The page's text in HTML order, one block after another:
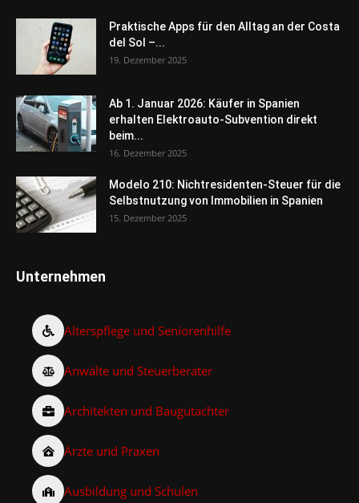
Praktische Apps für den Alltag an der Costa
del Sol –...
19. Dezember 2025
Ab 1. Januar 2026: Käufer in Spanien
erhalten Elektroauto-Subvention direkt
beim...
16. Dezember 2025
Modelo 210: Nichtresidenten-Steuer für die
Selbstnutzung von Immobilien in Spanien
15. Dezember 2025
Unternehmen
Alterspflege und Seniorenhilfe
Anwälte und Steuerberater
Architekten und Baugutachter
Ärzte und Praxen
Ausbildung und Schulen